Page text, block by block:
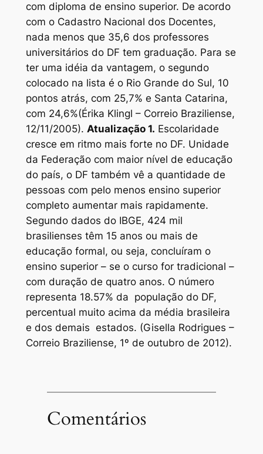
com diploma de ensino superior. De acordo
com o Cadastro Nacional dos Docentes,
nada menos que 35,6 dos professores
universitários do DF tem graduação. Para se
ter uma idéia da vantagem, o segundo
colocado na lista é o Rio Grande do Sul, 10
pontos atrás, com 25,7% e Santa Catarina,
com 24,6%(Érika Klingl – Correio Braziliense,
12/11/2005). Atualização 1. Escolaridade
cresce em ritmo mais forte no DF. Unidade
da Federação com maior nível de educação
do país, o DF também vê a quantidade de
pessoas com pelo menos ensino superior
completo aumentar mais rapidamente.
Segundo dados do IBGE, 424 mil
brasilienses têm 15 anos ou mais de
educação formal, ou seja, concluíram o
ensino superior – se o curso for tradicional –
com duração de quatro anos. O número
representa 18.57% da população do DF,
percentual muito acima da média brasileira
e dos demais estados. (Gisella Rodrigues –
Correio Braziliense, 1º de outubro de 2012).
Comentários